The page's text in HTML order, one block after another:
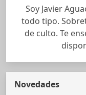
Soy Javier
todo tipo.
de culto. Te
Novedades